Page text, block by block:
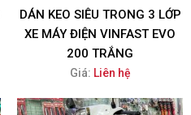
DÁN KEO SIÊU TRONG 3 LỚP
XE MÁY ĐIỆN VINFAST EVO
200 TRẮNG
Giá: Liên hệ